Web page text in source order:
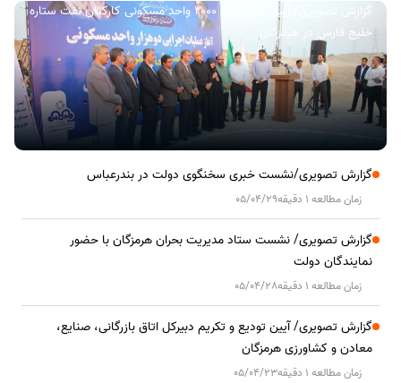
گزارش تصویری/ آیین کلنگ زنی ۲۰۰۰ واحد مسکونی کارکنان نفت ستاره
خلیج فارس در هرمزگان
گزارش تصویری/نشست خبری سخنگوی دولت در بندرعباس
زمان مطالعه 1 دقیقه 05/04/29
گزارش تصویری/ نشست ستاد مدیریت بحران هرمزگان با حضور
نمایندگان دولت
زمان مطالعه 1 دقیقه 05/04/28
گزارش تصویری/ آیین تودیع و تکریم دبیرکل اتاق بازرگانی، صنایع،
معادن و کشاورزی هرمزگان
زمان مطالعه 1 دقیقه 05/04/23